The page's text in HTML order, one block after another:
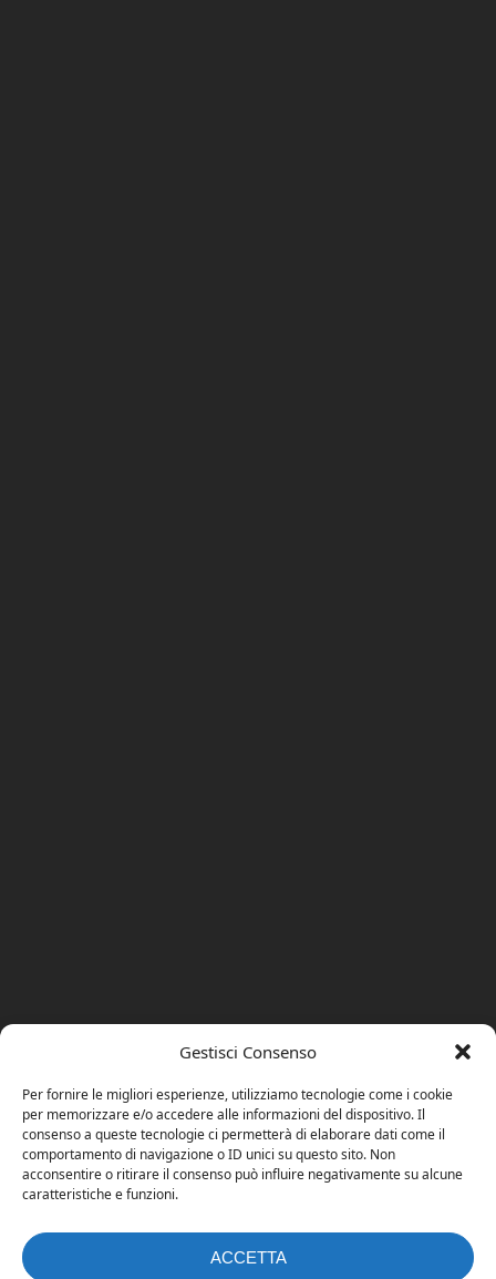
Gestisci Consenso
Per fornire le migliori esperienze, utilizziamo tecnologie come i cookie
per memorizzare e/o accedere alle informazioni del dispositivo. Il
consenso a queste tecnologie ci permetterà di elaborare dati come il
comportamento di navigazione o ID unici su questo sito. Non
acconsentire o ritirare il consenso può influire negativamente su alcune
caratteristiche e funzioni.
ACCETTA